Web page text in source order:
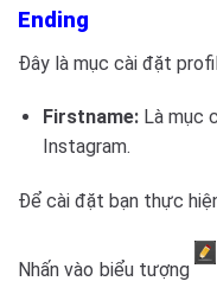
Ending
Đây là mục cài đặt
Firstname:Là mục
Instagram.
Để cài đặt bạn thực
Nhấn vào biểu tượng